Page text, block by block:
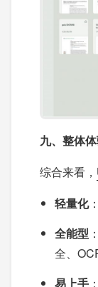
九、整体
综合来看，
轻量化
全能型
全、
易上手